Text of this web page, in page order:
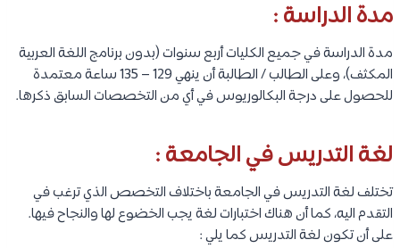
مدة الدراسة :
مدة الدراسة في جميع الكليات أربع سنوات (بدون برنامج اللغة العربية
المكثف)، وعلى الطالب / الطالبة أن ينهي 129 – 135 ساعة معتمدة
للحصول على درجة البكالوريوس في أي من التخصصات السابق ذكرها.
لغة التدريس في الجامعة :
تختلف لغة التدريس في الجامعة باختلاف التخصص الذي ترغب في
التقدم اليه، كما أن هناك اختبارات لغة يجب الخضوع لها والنجاح فيها.
على أن تكون لغة التدريس كما يلي :